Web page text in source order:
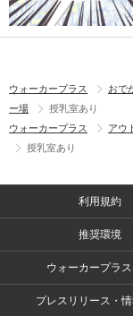
ウォーカープラス おで
ー場
授乳室あり
ウォーカープラス
アウ
授乳室あり
利用規約
推奨環境
ウォーカープラ
プレスリリース・